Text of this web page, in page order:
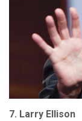
7. Larry Ellison